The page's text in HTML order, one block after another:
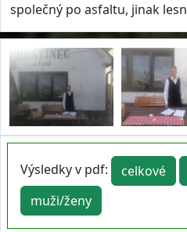
společný po asfaltu, jinak
Výsledky v pdf: celkové
muži/ženy